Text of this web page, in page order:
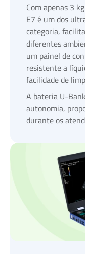
Com apenas 3
E7 é um dos
categoria,
diferentes
um painel de
resistente a
facilidade de
A bateria U-
autonomia,
durante os